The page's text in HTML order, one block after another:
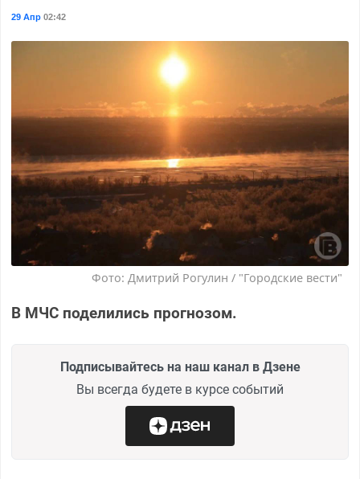
29 Апр02:42
Фото: Дмитрий Рогулин / "Городские вести"
В МЧС поделились прогнозом.
Подписывайтесь на наш канал в Дзене
Вы всегда будете в курсе событий